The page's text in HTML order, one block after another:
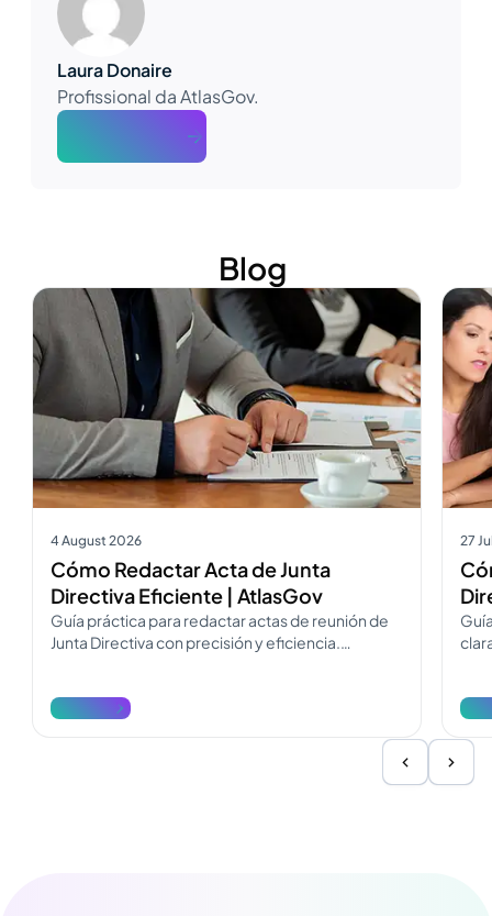
Laura Donaire
Profissional da AtlasGov.
Blog
Ver más
4 August 2026
Cómo Redactar Acta de Junta
Directiva Eficiente | AtlasGov
Guía práctica para redactar actas de reunión de
Junta Directiva con precisión y eficiencia.
Ver más
Ver
27
Ver